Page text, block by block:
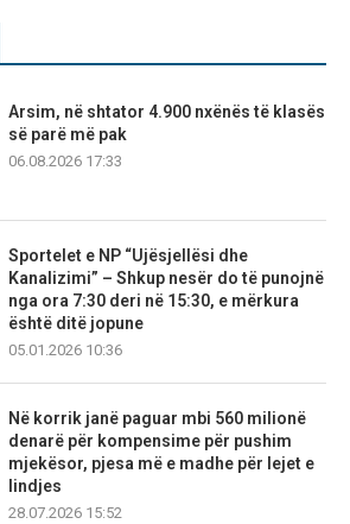
Arsim, në shtator 4.900 nxënës të klasës
së parë më pak
06.08.2026 17:33
Sportelet e NP “Ujësjellësi dhe
Kanalizimi” – Shkup nesër do të punojnë
nga ora 7:30 deri në 15:30, e mërkura
është ditë jopune
05.01.2026 10:36
Në korrik janë paguar mbi 560 milionë
denarë për kompensime për pushim
mjekësor, pjesa më e madhe për lejet e
lindjes
28.07.2026 15:52